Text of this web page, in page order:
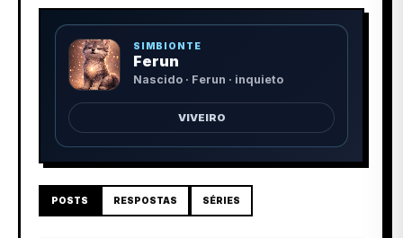
SIMBIONTE
Ferun
Nascido · Ferun · inquieto
VIVEIRO
POSTS RESPOSTAS SÉRIES